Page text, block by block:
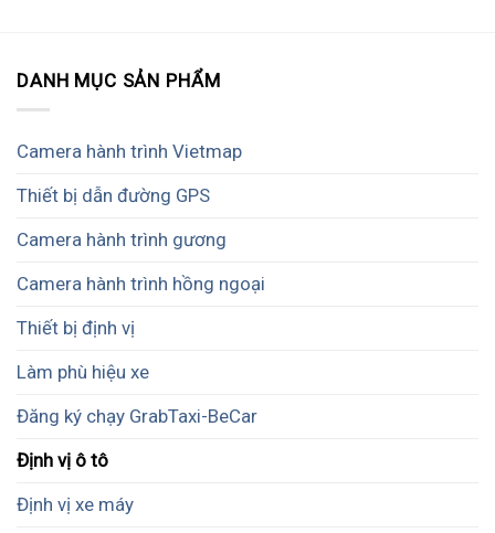
DANH MỤC SẢN PHẨM
Camera hành trình Vietmap
Thiết bị dẫn đường GPS
Camera hành trình gương
Camera hành trình hồng ngoại
Thiết bị định vị
Làm phù hiệu xe
Đăng ký chạy GrabTaxi-BeCar
Định vị ô tô
Định vị xe máy